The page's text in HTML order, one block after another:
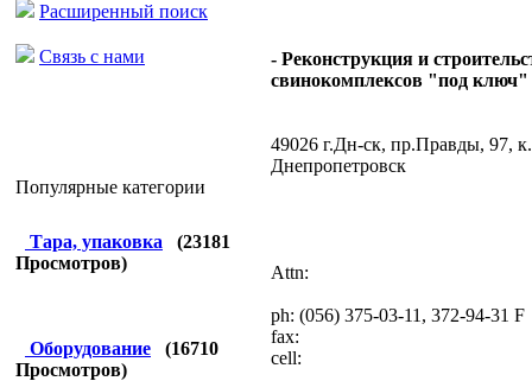
Расширенный поиск
Связь с нами
Популярные категории
Тара, упаковка (23181
Просмотров)
Оборудование (16710
Просмотров)
- Реконструкция и
свинокомплексов "под ключ"
49026 г.Дн-ск, пр.Правды, 97,
Днепропетровск
Attn:
ph: (056) 375-03-11, 372-94-31 F
fax:
cell: